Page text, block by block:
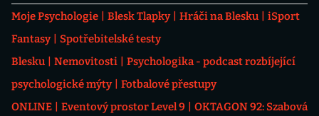
Moje Psychologie Blesk Tlapky Hráči na Blesku
iSport
Fantasy
Spotřebitelské testy
Blesku
Nemovitosti
Psychologika - podcast rozbíjející
psychologické mýty
Fotbalové přestupy
ONLINE
Eventový prostor Level 9
OKTAGON 92: Szabová